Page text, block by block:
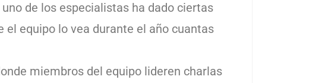
de los especialistas ha dado ciertas
equipo lo vea durante el año cuantas
miembros del equipo lideren charlas